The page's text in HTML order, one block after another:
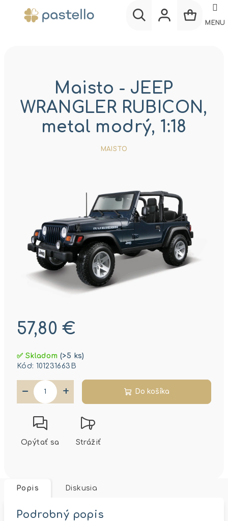
MENU
57,80 €
cena:
✅ Skladom(>5 ks)
Kód: 101231663B
+
− Do košíka
Opýtať sa Strážiť
Maisto - JEEP
WRANGLER RUBICON,
metal modrý, 1:18
MAISTO
Popis Diskusia
Podrobný popis